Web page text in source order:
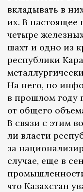
вкладывать в
их. В настоящее
четыре
шахт и одно из
республики
На него, по
в прошлом году
от общего
В связи с этим
ли власти
за
случае, еще в
что Казахстан